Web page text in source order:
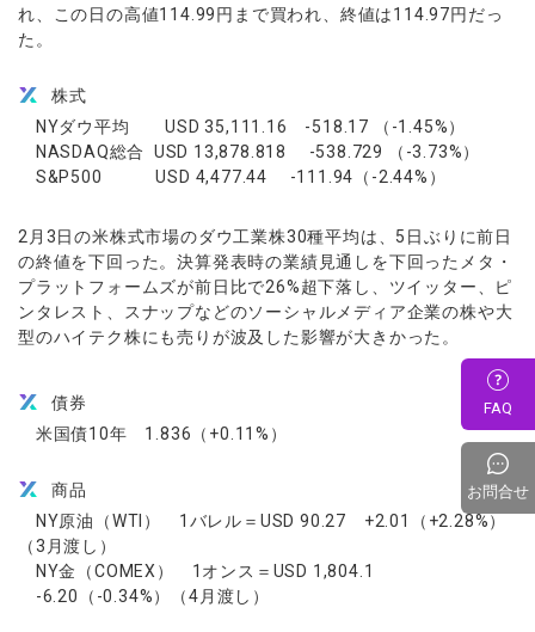
れ、この日の高値114.99円まで買われ、終値は114.97円だっ
た。
株式
NYダウ平均 USD 35,111.16 -518.17 （-1.45%）
NASDAQ総合 USD 13,878.818 -538.729 （-3.73%）
S&P500 USD 4,477.44 -111.94（-2.44%）
2月3日の米株式市場のダウ工業株30種平均は、5日ぶりに前日
の終値を下回った。決算発表時の業績見通しを下回ったメタ・
プラットフォームズが前日比で26%超下落し、ツイッター、ピ
ンタレスト、スナップなどのソーシャルメディア企業の株や大
型のハイテク株にも売りが波及した影響が大きかった。
債券
米国債10年 1.836（+0.11%）
商品
NY原油（WTI） 1バレル＝USD 90.27 +2.01（+2.28%）
（3月渡し）
NY金（COMEX） 1オンス＝USD 1,804.1
-6.20（-0.34%）（4月渡し）
FAQ
お問合せ